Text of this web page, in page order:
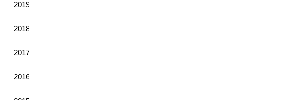
2019
2018
2017
2016